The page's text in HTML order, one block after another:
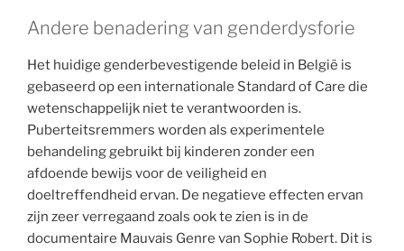
Andere benadering van genderdysforie
Het huidige genderbevestigende beleid in België is
gebaseerd op een internationale Standard of Care die
wetenschappelijk niet te verantwoorden is.
Puberteitsremmers worden als experimentele
behandeling gebruikt bij kinderen zonder een
afdoende bewijs voor de veiligheid en
doeltreffendheid ervan. De negatieve effecten ervan
zijn zeer verregaand zoals ook te zien is in de
documentaire Mauvais Genre van Sophie Robert. Dit is